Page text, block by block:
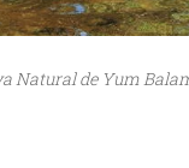
Natural de Yum